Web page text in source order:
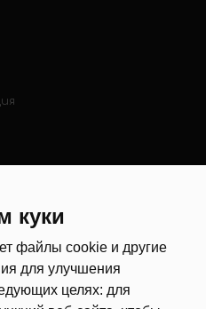
куки
файлы cookie и другие
для улучшения
целях: для